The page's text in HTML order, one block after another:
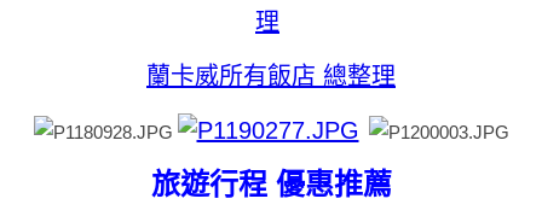
理
蘭卡威所有飯店 總整理
旅遊行程 優惠推薦